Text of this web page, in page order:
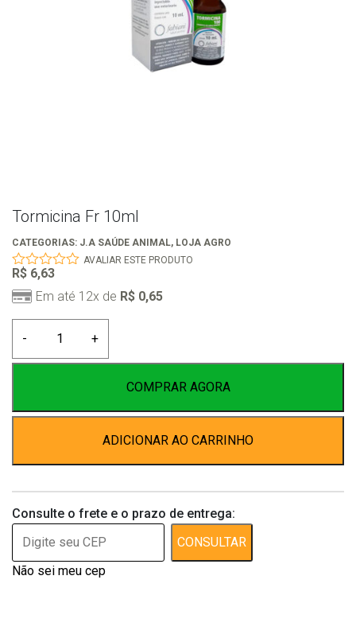
Tormicina Fr 10ml
CATEGORIAS: J.A SAÚDE ANIMAL, LOJA AGRO
0
out
of
AVALIAR ESTE PRODUTO
R$ 6,63
Em até 12x de R$ 0,65
-
10ml
+
COMPRAR AGORA
ADICIONAR AO CARRINHO
Consulte o frete e o prazo de entrega:
CONSULTAR
Não sei meu cep